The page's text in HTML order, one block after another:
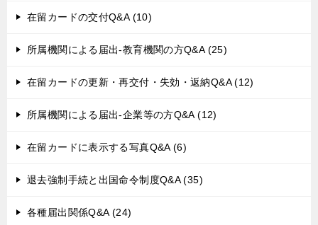
在留カードの交付Q&A (10)
所属機関による届出-教育機関の方Q&A (25)
在留カードの更新・再交付・失効・返納Q&A (12)
所属機関による届出-企業等の方Q&A (12)
在留カードに表示する写真Q&A (6)
退去強制手続と出国命令制度Q&A (35)
各種届出関係Q&A (24)